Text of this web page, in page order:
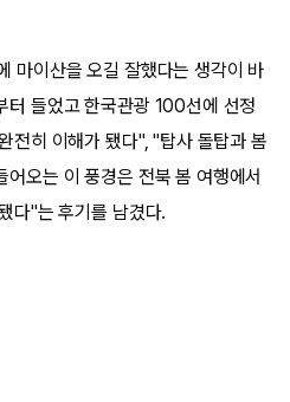
마이산을 오길 잘했다는 생각이 바
터 들었고 한국관광 100선에 선정
전히 이해가 됐다", "탑사 돌탑과 봄
오는 이 풍경은 전북 봄 여행에서
다"는 후기를 남겼다.